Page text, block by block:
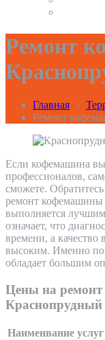
Ремонт
Главная /
Ремонт
Если кофемашина
профессионалов,
сможете.
ремонт кофемашины
выполняется
означает, что
времени, а
высоким. Именно
обладает большим
Цены на
Краснопрудный
Наименвание услуг